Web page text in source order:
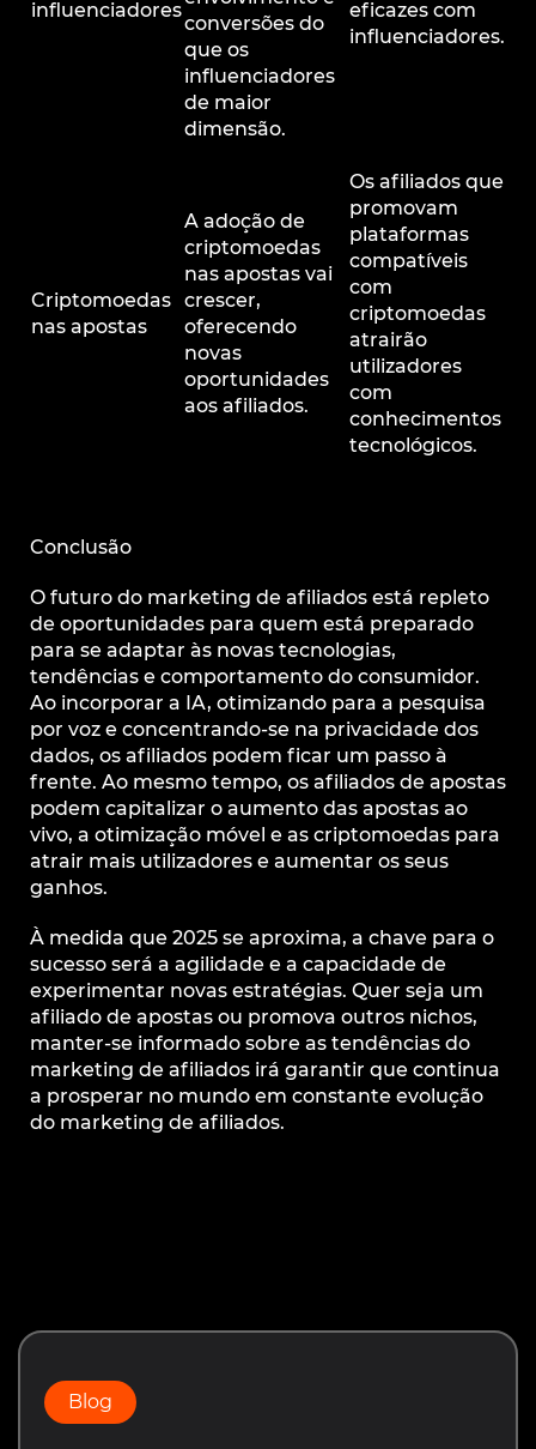
influenciadores
conversões do
que os
influenciadores
de maior
dimensão.
eficazes com
influenciadores.
Criptomoedas
nas apostas
A adoção de
criptomoedas
nas apostas vai
crescer,
oferecendo
novas
oportunidades
aos afiliados.
Os afiliados que
promovam
plataformas
compatíveis
com
criptomoedas
atrairão
utilizadores
com
conhecimentos
tecnológicos.
Conclusão
O futuro do marketing de afiliados está repleto
de oportunidades para quem está preparado
para se adaptar às novas tecnologias,
tendências e comportamento do consumidor.
Ao incorporar a IA, otimizando para a pesquisa
por voz e concentrando-se na privacidade dos
dados, os afiliados podem ficar um passo à
frente. Ao mesmo tempo, os afiliados de apostas
podem capitalizar o aumento das apostas ao
vivo, a otimização móvel e as criptomoedas para
atrair mais utilizadores e aumentar os seus
ganhos.
À medida que 2025 se aproxima, a chave para o
sucesso será a agilidade e a capacidade de
experimentar novas estratégias. Quer seja um
afiliado de apostas ou promova outros nichos,
manter-se informado sobre as tendências do
marketing de afiliados irá garantir que continua
a prosperar no mundo em constante evolução
do marketing de afiliados.
Blog